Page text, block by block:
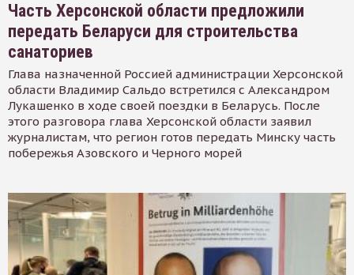
Часть Херсонской области предложили
передать Беларуси для строительства
санаториев
Глава назначенной Россией администрации Херсонской
области Владимир Сальдо встретился с Александром
Лукашенко в ходе своей поездки в Беларусь. После
этого разговора глава Херсонской области заявил
журналистам, что регион готов передать Минску часть
побережья Азовского и Черного морей